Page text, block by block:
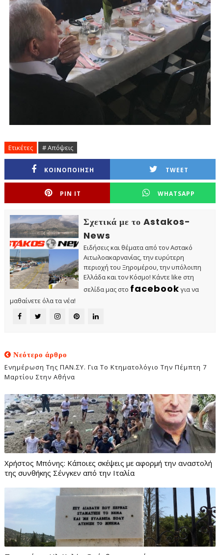
Ετικέτες # Απόψεις
ΚΟΙΝΟΠΟΙΗΣΗ TWEET
PIN IT WHATSAPP
Σχετικά με το Astakos-
News
Ειδήσεις και θέματα από τον Αστακό
Αιτωλοακαρνανίας, την ευρύτερη
περιοχή του Ξηρομέρου, την υπόλοιπη
Ελλάδα και τον Κόσμο! Κάντε like στη
σελίδα μας στο facebook για να
μαθαίνετε όλα τα νέα!
Νεότερο άρθρο
Ενημέρωση Της ΠΑΝ.ΣΥ. Για Το Κτηματολόγιο Την Πέμπτη 7
Μαρτίου Στην Αθήνα
Χρήστος Μπόνης: Κάποιες σκέψεις με αφορμή την αναστολή
της συνθήκης Σένγκεν από την Ιταλία